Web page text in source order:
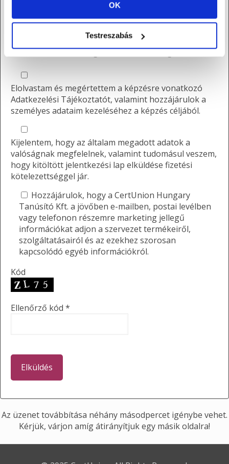
OK
Testreszabás
Kijelentem, hogy elolvastam az Általános
Szerződési Feltételeket (ÁSZF) és annak
mellékleteit, és elfogadom az abban foglaltakat.
Elolvastam és megértettem a képzésre vonatkozó
Adatkezelési Tájékoztatót, valamint hozzájárulok a
személyes adataim kezeléséhez a képzés céljából.
Kijelentem, hogy az általam megadott adatok a
valóságnak megfelelnek, valamint tudomásul veszem,
hogy kitöltött jelentkezési lap elküldése fizetési
kötelezettséggel jár.
Hozzájárulok, hogy a CertUnion Hungary
Tanúsító Kft. a jövőben e-mailben, postai levélben
vagy telefonon részemre marketing jellegű
információkat adjon a szervezet termékeiről,
szolgáltatásairól és az ezekhez szorosan
kapcsolódó egyéb információkról.
Kód
Ellenőrző kód *
Az üzenet továbbítása néhány másodpercet igénybe vehet.
Kérjük, várjon amíg átirányítjuk egy másik oldalra!